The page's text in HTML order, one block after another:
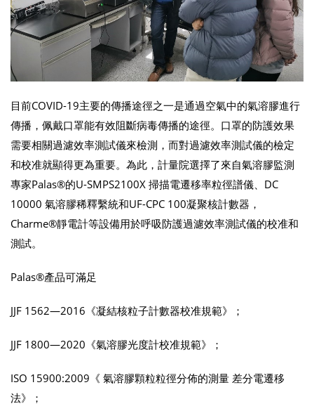
目前COVID-19主要的傳播途徑之一是通過空氣中的氣溶膠進行
傳播，佩戴口罩能有效阻斷病毒傳播的途徑。口罩的防護效果
需要相關過濾效率測試儀來檢測，而對過濾效率測試儀的檢定
和校准就顯得更為重要。為此，計量院選擇了來自氣溶膠監測
專家Palas®的U-SMPS2100X 掃描電遷移率粒徑譜儀、DC
10000 氣溶膠稀釋繫統和UF-CPC 100凝聚核計數器，
Charme®靜電計等設備用於呼吸防護過濾效率測試儀的校准和
測試。
Palas®產品可滿足
JJF 1562—2016《凝結核粒子計數器校准規範》；
JJF 1800—2020《氣溶膠光度計校准規範》；
ISO 15900:2009《 氣溶膠顆粒粒徑分佈的測量 差分電遷移
法》；